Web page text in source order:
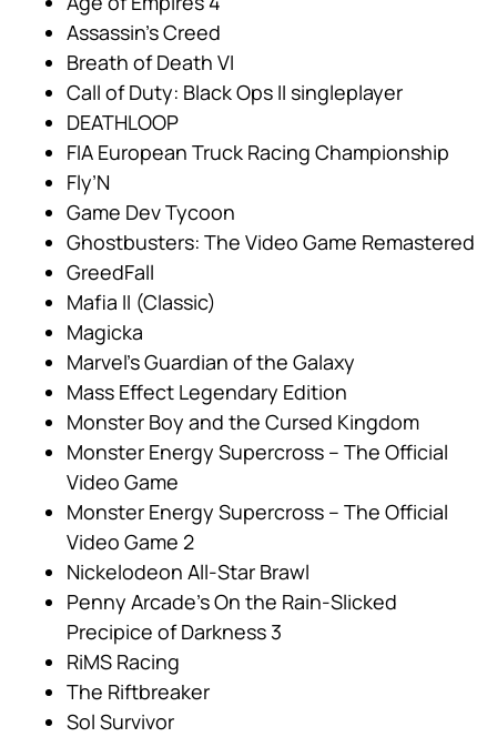
Assassin’s Creed
Breath of Death VI
Call of Duty: Black Ops II singleplayer
DEATHLOOP
FIA European Truck Racing Championship
Fly’N
Game Dev Tycoon
Ghostbusters: The Video Game Remastered
GreedFall
Mafia II (Classic)
Magicka
Marvel’s Guardian of the Galaxy
Mass Effect Legendary Edition
Monster Boy and the Cursed Kingdom
Monster Energy Supercross – The Official
Video Game
Monster Energy Supercross – The Official
Video Game 2
Nickelodeon All-Star Brawl
Penny Arcade’s On the Rain-Slicked
Precipice of Darkness 3
RiMS Racing
The Riftbreaker
Sol Survivor